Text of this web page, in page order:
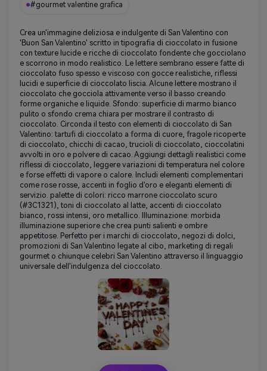
#gourmet valentine grafica
Crea un'immagine deliziosa e indulgente di San Valentino con
'Buon San Valentino' scritto in tipografia di cioccolato in fusione
con texture lucide e ricche di cioccolato fondente che gocciolano
e scorrono in modo realistico. Le lettere sembrano essere fatte di
cioccolato fuso spesso e viscoso con gocce realistiche, riflessi
lucidi e superficie di cioccolato liscia. Alcune lettere mostrano il
cioccolato che gocciola attivamente verso il basso creando
forme organiche e liquide. Sfondo: superficie di marmo bianco
pulito o sfondo crema chiara per mostrare il contrasto di
cioccolato. Circonda il testo con elementi di cioccolato di San
Valentino: tartufi di cioccolato a forma di cuore, fragole ricoperte
di cioccolato, chicchi di cacao, trucioli di cioccolato, cioccolatini
avvolti in oro e polvere di cacao. Aggiungi dettagli realistici come
riflessi di cioccolato, leggere variazioni di temperatura nel colore
e forse effetti di vapore o calore. Includi elementi complementari
come rose rosse, accenti in foglio d'oro e eleganti elementi di
servizio. palette di colori: ricco marrone cioccolato scuro
(#3C1321), toni di cioccolato al latte, accenti di cioccolato
bianco, rossi intensi, oro metallico. Illuminazione: morbida
illuminazione superiore che crea punti salienti e ombre
appetitose. Perfetto per i marchi di cioccolato, negozi di dolci,
promozioni di San Valentino legate al cibo, marketing di regali
gourmet o chiunque celebri San Valentino attraverso il linguaggio
universale dell'indulgenza del cioccolato.